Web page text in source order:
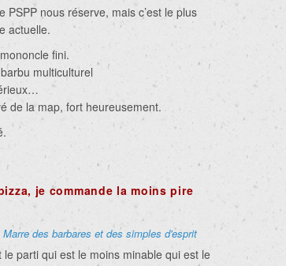
PSPP nous réserve, mais c’est le plus
actuelle.
fini.
multiculturel
de la map, fort heureusement.
je commande la moins pire
Marre des barbares et des simples d'esprit
le parti qui est le moins minable qui est le